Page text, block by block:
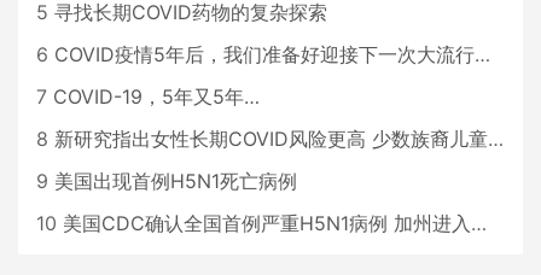
5 寻找长期COVID药物的复杂探索
6 COVID疫情5年后，我们准备好迎接下一次大流行了吗？
7 COVID-19，5年又5年…
8 新研究指出女性长期COVID风险更高 少数族裔儿童存在差异
9 美国出现首例H5N1死亡病例
10 美国CDC确认全国首例严重H5N1病例 加州进入紧急状态